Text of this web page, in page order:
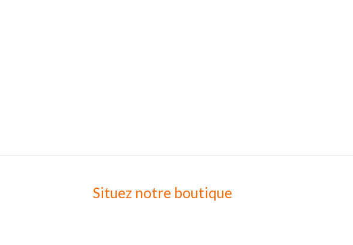
Situez notre boutique